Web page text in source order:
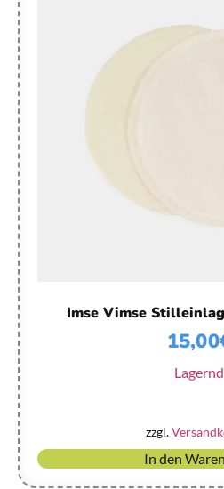
Imse Vimse
15,00
Lagernd
zzgl.
In den